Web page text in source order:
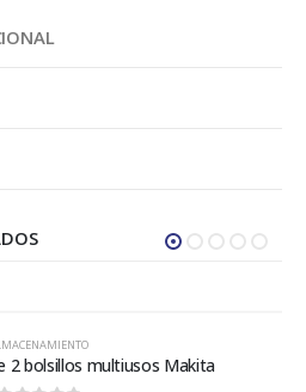
2 bolsillos multiusos Makita